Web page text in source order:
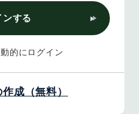
ンする
的にログイン
成（無料）